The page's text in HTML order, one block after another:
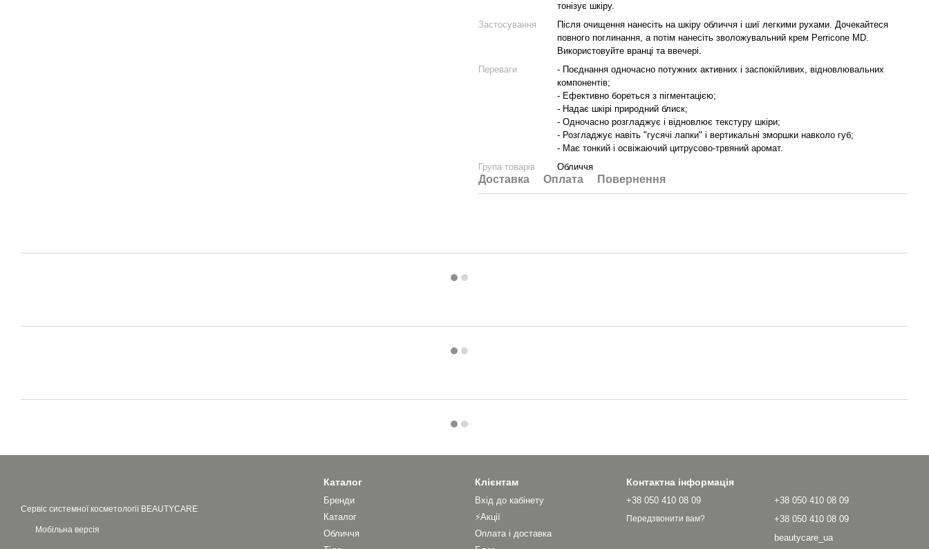
тонізує шкіру.
Застосування
Після очищення нанесіть на шкіру обличчя і шиї легкими рухами. Дочекайтеся
повного поглинання, а потім нанесіть зволожувальний крем Perricone MD.
Використовуйте вранці та ввечері.
Переваги
- Поєднання одночасно потужних активних і заспокійливих, відновлювальних
компонентів;
- Ефективно бореться з пігментацією;
- Надає шкірі природний блиск;
- Одночасно розгладжує і відновлює текстуру шкіри;
- Розгладжує навіть "гусячі лапки" і вертикальні зморшки навколо губ;
- Має тонкий і освіжаючий цитрусово-трвяний аромат.
Група товарів
Обличчя
Доставка Оплата Повернення
Сервіс системної косметології BEAUTYCARE
Мобільна версія
Каталог
Бренди
Каталог
Обличчя
Клієнтам
Вхід до кабінету
⚡Акції
Оплата і доставка
Контактна інформація
+38 050 410 08 09
Передзвонити вам?
+38 050 410 08 09
+38 050 410 08 09
beautycare_ua